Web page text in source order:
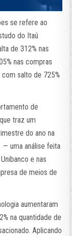
se refere ao
do Itaú
de 312% nas
nas compras
com salto de 725%
de
traz um
do ano na
uma análise feita
e nas
de meios de
aumentaram
na quantidade de
Aplicando